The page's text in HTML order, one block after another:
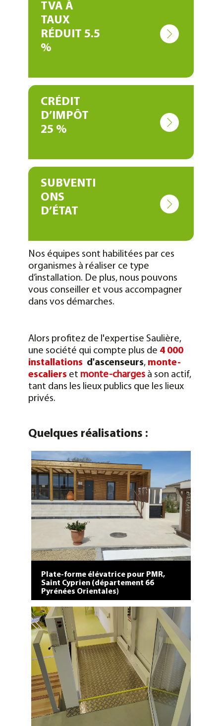
TVA À
TAUX
RÉDUIT 5.5
%
CRÉDIT
D’IMPÔT
25 %
SUBVENTI
ONS
D’ÉTAT
Nos équipes sont habilitées par ces
organismes à réaliser ce type
d’installation. De plus, nous pouvons
vous conseiller et vous accompagner
dans vos démarches.
Alors profitez de l'expertise Saulière,
une société qui compte plus de 4 000
installations d'ascenseurs, monte-
escaliers et monte-chargesà son actif,
tant dans les lieux publics que les lieux
privés.
Quelques réalisations :
Plate-forme élévatrice pour PMR,
Saint Cyprien (département 66
Pyrénées Orientales)